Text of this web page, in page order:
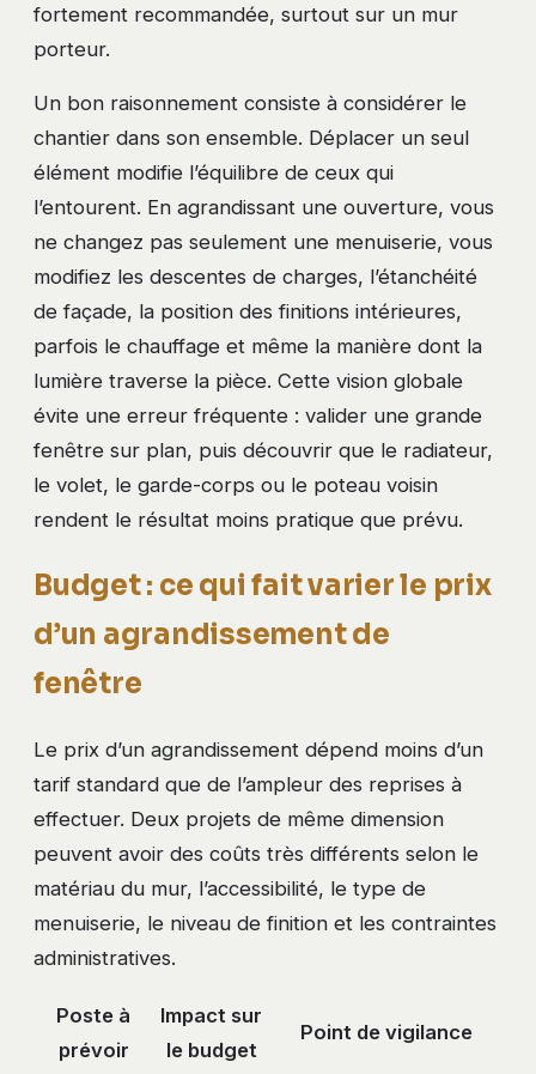
fortement recommandée, surtout sur un mur
porteur.
Un bon raisonnement consiste à considérer le
chantier dans son ensemble. Déplacer un seul
élément modifie l’équilibre de ceux qui
l’entourent. En agrandissant une ouverture, vous
ne changez pas seulement une menuiserie, vous
modifiez les descentes de charges, l’étanchéité
de façade, la position des finitions intérieures,
parfois le chauffage et même la manière dont la
lumière traverse la pièce. Cette vision globale
évite une erreur fréquente : valider une grande
fenêtre sur plan, puis découvrir que le radiateur,
le volet, le garde-corps ou le poteau voisin
rendent le résultat moins pratique que prévu.
Budget : ce qui fait varier le prix
d’un agrandissement de
fenêtre
Le prix d’un agrandissement dépend moins d’un
tarif standard que de l’ampleur des reprises à
effectuer. Deux projets de même dimension
peuvent avoir des coûts très différents selon le
matériau du mur, l’accessibilité, le type de
menuiserie, le niveau de finition et les contraintes
administratives.
Poste à
prévoir
Impact sur
le budget
Point de vigilance